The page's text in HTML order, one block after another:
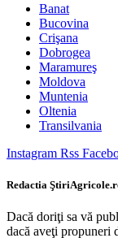
Banat
Bucovina
Crişana
Dobrogea
Maramureş
Moldova
Muntenia
Oltenia
Transilvania
Instagram Rss
Redactia
Dacă doriţi sa vă
dacă aveţi propuneri